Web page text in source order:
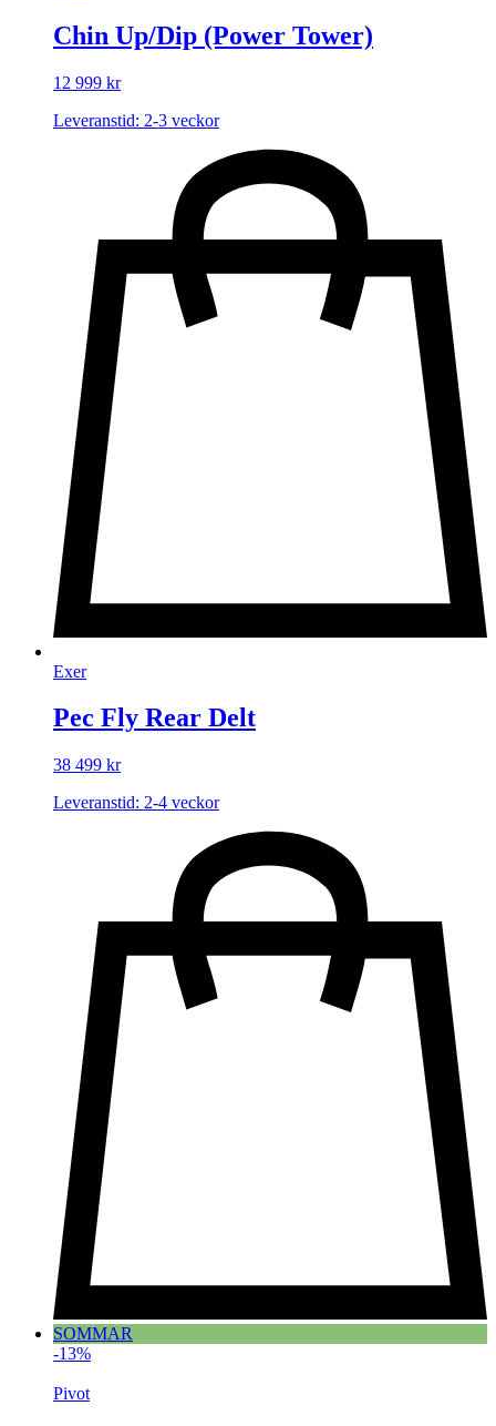
Chin Up/Dip (Power Tower)
12 999 kr
Leveranstid: 2-3 veckor
Exer
Pec Fly Rear Delt
38 499 kr
Leveranstid: 2-4 veckor
SOMMAR
-13%
Pivot